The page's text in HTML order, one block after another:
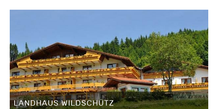
LANDHAUS WILDSCHÜTZ